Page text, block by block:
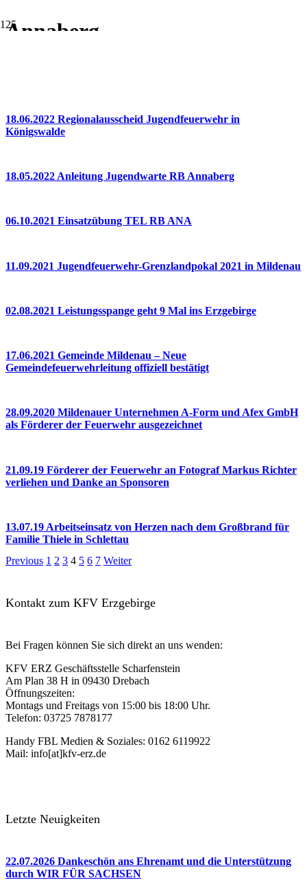
Annaberg
18.06.2022 Regionalausscheid Jugendfeuerwehr in
Königswalde
18.05.2022 Anleitung Jugendwarte RB Annaberg
06.10.2021 Einsatzübung TEL RB ANA
11.09.2021 Jugendfeuerwehr-Grenzlandpokal 2021 in Mildenau
02.08.2021 Leistungsspange geht 9 Mal ins Erzgebirge
17.06.2021 Gemeinde Mildenau – Neue
Gemeindefeuerwehrleitung offiziell bestätigt
28.09.2020 Mildenauer Unternehmen A-Form und Afex GmbH
als Förderer der Feuerwehr ausgezeichnet
21.09.19 Förderer der Feuerwehr an Fotograf Markus Richter
verliehen und Danke an Sponsoren
13.07.19 Arbeitseinsatz von Herzen nach dem Großbrand für
Familie Thiele in Schlettau
Previous 1 2 3 4 5 6 7 Weiter
Kontakt zum KFV Erzgebirge
Bei Fragen können Sie sich direkt an uns wenden:
KFV ERZ Geschäftsstelle Scharfenstein
Am Plan 38 H in 09430 Drebach
Öffnungszeiten:
Montags und Freitags von 15:00 bis 18:00 Uhr.
Telefon: 03725 7878177
Handy FBL Medien & Soziales: 0162 6119922
Mail: info[at]kfv-erz.de
Letzte Neuigkeiten
22.07.2026 Dankeschön ans Ehrenamt und die Unterstützung
durch WIR FÜR SACHSEN